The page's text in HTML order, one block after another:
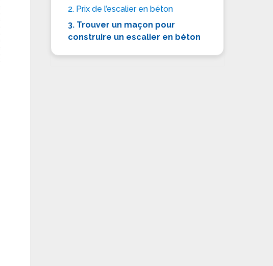
2. Prix de l’escalier en béton
3. Trouver un maçon pour
construire un escalier en béton